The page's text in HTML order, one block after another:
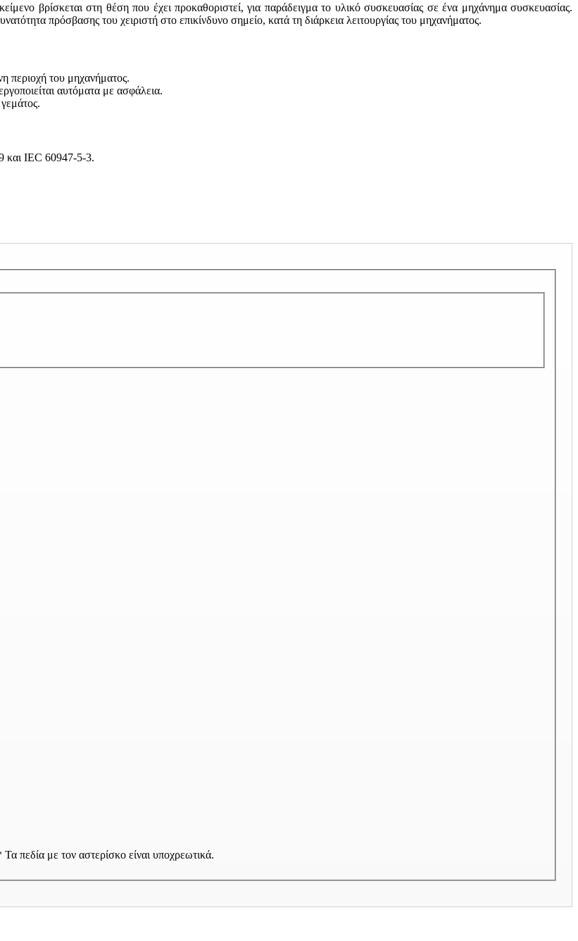
βρίσκεται στη θέση που έχει προκαθοριστεί, για παράδειγμα το υλικό συσκευασίας σε ένα μηχάνημα συσκευασίας.
πρόσβασης του χειριστή στο επικίνδυνο σημείο, κατά τη διάρκεια λειτουργίας του μηχανήματος.
περιοχή του μηχανήματος.
αυτόματα με ασφάλεια.
και IEC 60947-5-3.
Τα πεδία με τον αστερίσκο είναι υποχρεωτικά.